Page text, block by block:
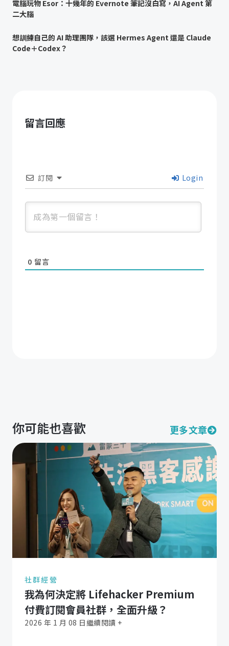
電腦玩物 Esor：十幾年的 Evernote 筆記沒白寫，AI Agent 第
二大腦
想訓練自己的 AI 助理團隊，該選 Hermes Agent 還是 Claude
Code＋Codex？
留言回應
訂閱 Login
0 留言
你可能也喜歡 更多文章
社群經營
我為何決定將 Lifehacker Premium
付費訂閱會員社群，全面升級？
2026 年 1 月 08 日 繼續閱讀 +